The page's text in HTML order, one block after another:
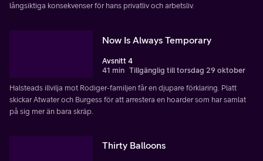
långsiktiga konsekvenser för hans privatliv och arbetsliv.
Now Is Always Temporary
Avsnitt 4
41 min Tillgänglig till torsdag 29 oktober
Halsteads illvilja mot Rodiger-familjen får en djupare förklaring. Platt
skickar Atwater och Burgess för att arrestera en hoarder som har samlat
på sig mer än bara skräp.
Thirty Balloons